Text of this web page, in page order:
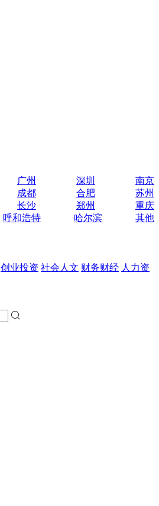
广州 深圳
南京
成都 合肥
苏州
长沙 郑州
重庆
呼和浩特 哈尔滨
其他
创业投资 社会人文 财务财经 人力资